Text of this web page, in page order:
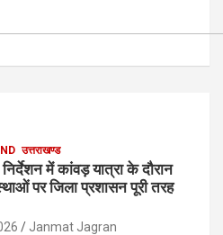
उत्तराखण्ड
में कांवड़ यात्रा के दौरान
पर जिला प्रशासन पूरी तरह
Janmat Jagran